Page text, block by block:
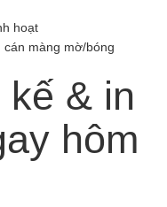
hoạt
màng mờ/bóng
& in
hôm